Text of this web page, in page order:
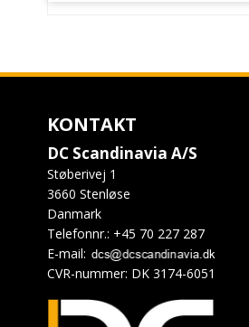
KONTAKT
DC Scandinavia A/S
Støberivej 1
3660 Stenløse
Danmark
Telefonnr.: +45 70 227 287
E-mail:
CVR-nummer: DK 3174-6051